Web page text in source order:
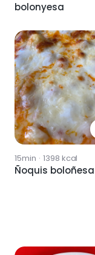
bolonyesa
15min · 1398 kcal
Ñoquis boloñesa